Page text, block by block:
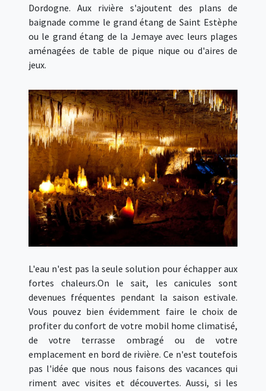
Dordogne. Aux rivière s'ajoutent des plans de
baignade comme le grand étang de Saint Estèphe
ou le grand étang de la Jemaye avec leurs plages
aménagées de table de pique nique ou d'aires de
jeux.
L'eau n'est pas la seule solution pour échapper aux
fortes chaleurs.On le sait, les canicules sont
devenues fréquentes pendant la saison estivale.
Vous pouvez bien évidemment faire le choix de
profiter du confort de votre mobil home climatisé,
de votre terrasse ombragé ou de votre
emplacement en bord de rivière. Ce n'est toutefois
pas l'idée que nous nous faisons des vacances qui
riment avec visites et découvertes. Aussi, si les